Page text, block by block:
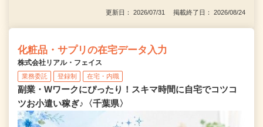
更新日： 2026/07/31 掲載終了日： 2026/08/24
化粧品・サプリの在宅データ入力
株式会社リアル・フェイス
業務委託 登録制 在宅・内職
副業・Wワークにぴったり！スキマ時間に自宅でコツコ
ツお小遣い稼ぎ♪〈千葉県〉